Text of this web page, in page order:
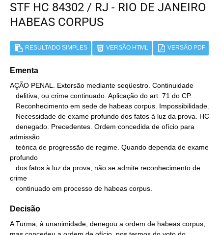
STF HC 84302 / RJ - RIO DE JANEIRO
HABEAS CORPUS
RESULTADO SIMPLES VERSÃO HTML VERSÃO PDF
Ementa
AÇÃO PENAL. Extorsão mediante seqüestro. Continuidade
admissão
profundo
crime
   continuado em processo de habeas corpus.
Decisão
A Turma, à unanimidade, denegou a ordem de habeas corpus,